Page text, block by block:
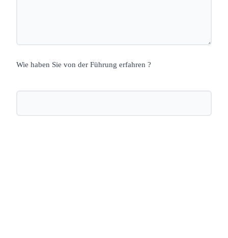
Wie haben Sie von der Führung erfahren ?